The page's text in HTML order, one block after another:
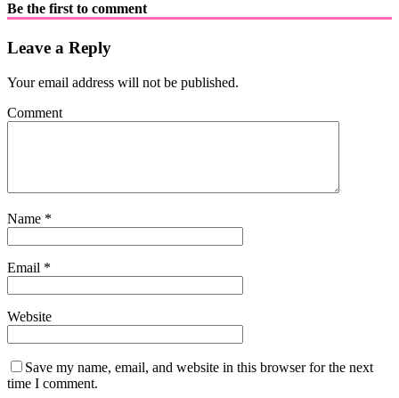
Be the first to comment
Leave a Reply
Your email address will not be published.
Comment
Name *
Email *
Website
Save my name, email, and website in this browser for the next
time I comment.